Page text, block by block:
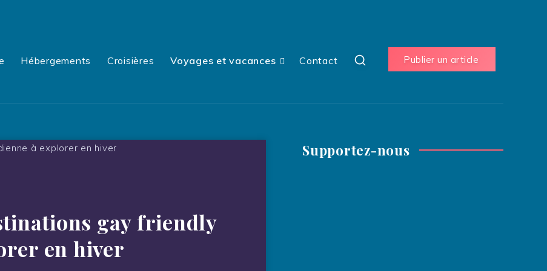
Hébergements Croisières Voyages et vacances Contact Publier un article
gay friendly
en hiver
Supportez-nous